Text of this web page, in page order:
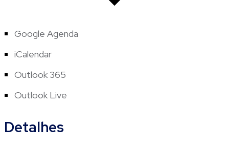
Google Agenda
iCalendar
Outlook 365
Outlook Live
Detalhes